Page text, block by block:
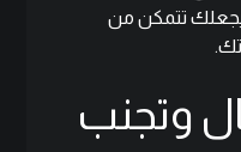
يجعلك تتمكن من
وتجنب